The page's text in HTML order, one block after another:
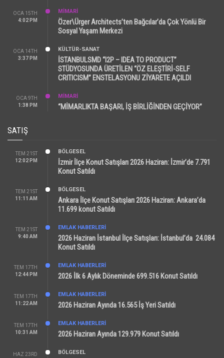
OCA 15TH
4:02 PM
MİMARİ
Özer\Ürger Architects’ten Bağcılar’da Çok Yönlü Bir
Sosyal Yaşam Merkezi
OCA 14TH
3:37 PM
KÜLTÜR-SANAT
İSTANBULSMD “I2P – IDEA TO PRODUCT”
STÜDYOSUNDA ÜRETİLEN “ÖZ ELEŞTİRİ-SELF
CRITICISM” ENSTELASYONU ZİYARETE AÇILDI
OCA 9TH
1:38 PM
MİMARİ
“MİMARLIKTA BAŞARI, İŞ BİRLİĞİNDEN GEÇİYOR”
SATIŞ
TEM 21ST
12:02 PM
BÖLGESEL
İzmir İlçe Konut Satışları 2026 Haziran: İzmir’de 7.791
Konut Satıldı
TEM 21ST
11:11 AM
BÖLGESEL
Ankara İlçe Konut Satışları 2026 Haziran: Ankara’da
11.699 konut Satıldı
TEM 21ST
9:40 AM
EMLAK HABERLERI
2026 Haziran İstanbul İlçe Satışları: İstanbul’da 24.084
Konut Satıldı
TEM 17TH
12:44 PM
EMLAK HABERLERI
2026 İlk 6 Aylık Döneminde 699.516 Konut Satıldı
TEM 17TH
11:22 AM
EMLAK HABERLERI
2026 Haziran Ayında 16.565 İş Yeri Satıldı
TEM 17TH
10:31 AM
EMLAK HABERLERI
2026 Haziran Ayında 129.979 Konut Satıldı
HAZ 23RD BÖLGESEL